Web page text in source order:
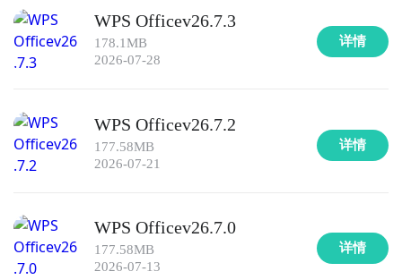
WPS Officev26.7.3
178.1MB
2026-07-28
详情
WPS Officev26.7.2
177.58MB
2026-07-21
详情
WPS Officev26.7.0
177.58MB
2026-07-13
详情